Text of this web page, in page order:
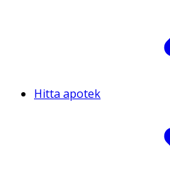
Hitta apotek